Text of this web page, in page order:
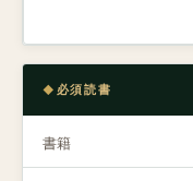
必須読書
書籍